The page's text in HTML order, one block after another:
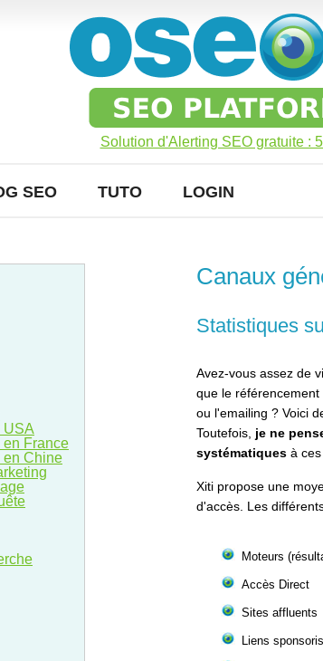
Solution d'Alerting SEO gratuite :
SEO TUTO LOGIN
Canaux
Statistiques
Avez-vous assez de
que le
ou l'emailing ? Voici
Toutefois, je ne
systématiques à ces
Xiti propose une
d'accès. Les
Moteurs
Accès Direct
Sites affluents
Liens
USA
en France
en Chine